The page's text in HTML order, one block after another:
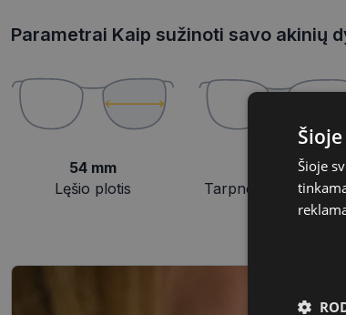
Parametrai Kaip sužinoti savo akinių
54 mm
Lęšio plotis
16 mm
Tarpnosės plotis,
Šioje